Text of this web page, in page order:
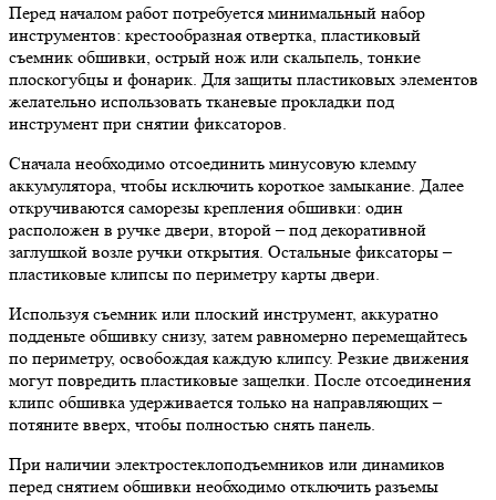
Перед началом работ потребуется минимальный набор
инструментов: крестообразная отвертка, пластиковый
съемник обшивки, острый нож или скальпель, тонкие
плоскогубцы и фонарик. Для защиты пластиковых элементов
желательно использовать тканевые прокладки под
инструмент при снятии фиксаторов.
Сначала необходимо отсоединить минусовую клемму
аккумулятора, чтобы исключить короткое замыкание. Далее
откручиваются саморезы крепления обшивки: один
расположен в ручке двери, второй – под декоративной
заглушкой возле ручки открытия. Остальные фиксаторы –
пластиковые клипсы по периметру карты двери.
Используя съемник или плоский инструмент, аккуратно
подденьте обшивку снизу, затем равномерно перемещайтесь
по периметру, освобождая каждую клипсу. Резкие движения
могут повредить пластиковые защелки. После отсоединения
клипс обшивка удерживается только на направляющих –
потяните вверх, чтобы полностью снять панель.
При наличии электростеклоподъемников или динамиков
перед снятием обшивки необходимо отключить разъемы